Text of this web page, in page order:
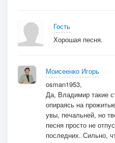
Гость
Хорошая песня.
Моисеенко Игорь
osman1953,
Да, Владимир такие
опираясь на
увы, печальней, но
песня просто не
последних. Сильно,